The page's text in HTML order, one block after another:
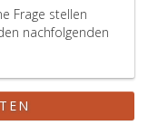
Frage stellen
nachfolgenden